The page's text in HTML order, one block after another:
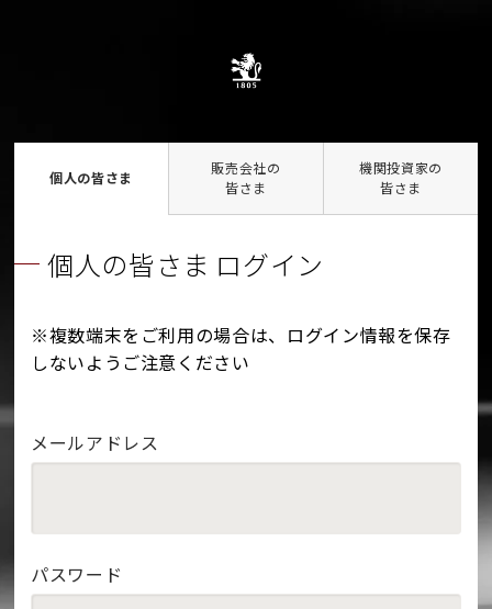
個人の皆さま
販売会社の
皆さま
機関投資家の
皆さま
個人の皆さま ログイン
※複数端末をご利用の場合は、ログイン情報を保存
しないようご注意ください
メールアドレス
パスワード